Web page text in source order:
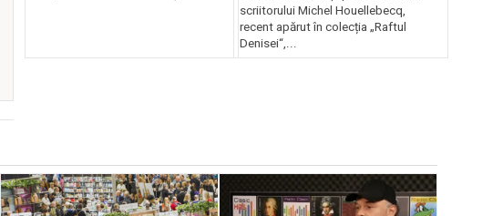
librării
scriitorului Michel Houellebecq,
recent apărut în colecția „Raftul
Denisei“,...